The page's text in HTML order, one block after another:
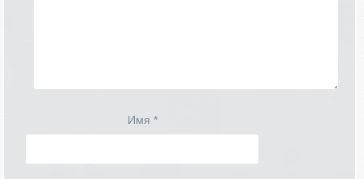
Имя *